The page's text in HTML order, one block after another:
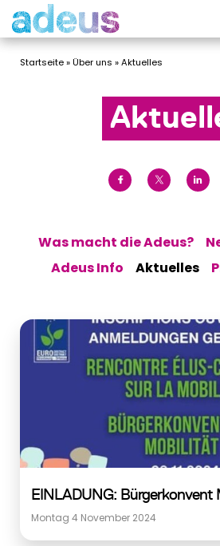
Startseite»Über uns »Aktuelles
Was macht die Adeus?
Adeus Info Aktuelles
EINLADUNG: Bürgerkonvent
Montag 4 November 2024
Cookie-Einstellungen